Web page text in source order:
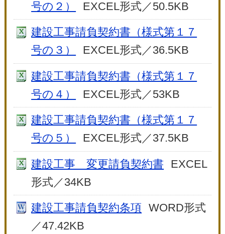
号の２） EXCEL形式／50.5KB
建設工事請負契約書（様式第１７
号の３）
EXCEL形式／36.5KB
建設工事請負契約書（様式第１７
号の４）
EXCEL形式／53KB
建設工事請負契約書（様式第１７
号の５）
EXCEL形式／37.5KB
建設工事 変更請負契約書
EXCEL
形式／34KB
建設工事請負契約条項
WORD形式
／47.42KB